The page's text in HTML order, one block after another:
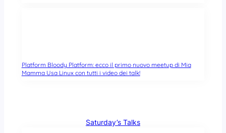
Platform Bloody Platform: ecco il primo nuovo meetup di Mia
Mamma Usa Linux con tutti i video dei talk!
Saturday’s Talks